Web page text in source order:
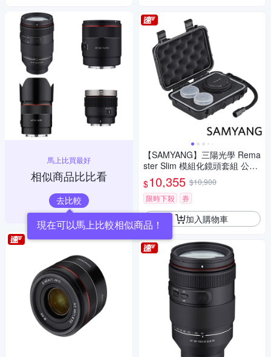
馬上比買最好
相似商品比比看
去比較
現在可以馬上比較相似商品！
【SAMYANG】三陽光學 Rema
ster Slim 模組化鏡頭套組 公司
貨
$10,355 $10,900
限時下殺
券
加入購物車